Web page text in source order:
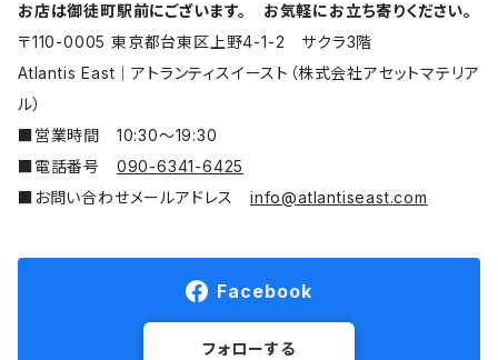
お店は御徒町駅前にございます。 お気軽にお立ち寄りください。
〒110-0005 東京都台東区上野4-1-2 サクラ3階
Atlantis East│アトランティスイースト（株式会社アセットマテリア
ル）
■営業時間 10:30〜19:30
■電話番号 090-6341-6425
■お問い合わせメールアドレスinfo@atlantiseast.com
Facebook
フォローする